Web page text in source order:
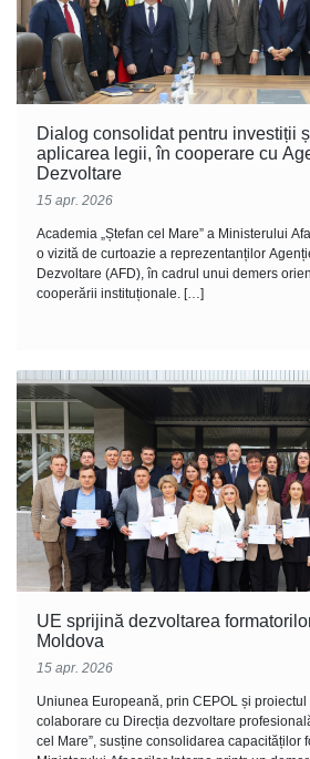
Dialog consolidat pentru investiții
aplicarea legii, în cooperare cu
Dezvoltare
15 apr. 2026
Academia „Ștefan cel Mare” a Ministerului
o vizită de curtoazie a reprezentanților
Dezvoltare (AFD), în cadrul unui demers
cooperării instituționale. […]
UE sprijină dezvoltarea
Moldova
15 apr. 2026
Uniunea Europeană, prin CEPOL și
colaborare cu Direcția dezvoltare
cel Mare”, susține consolidarea capacităților